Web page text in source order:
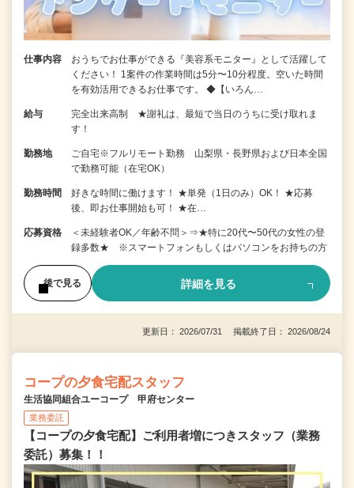
仕事内容
おうちでお仕事ができる『美容系モニター』として活躍して
ください！ 1案件の作業時間は5分〜10分程度。空いた時間
を有効活用できるお仕事です。 ◆【いろん…
給与
完全出来高制 ★謝礼は、最短で当日のうちに受け取れま
す！
勤務地
ご自宅※フルリモート勤務 山梨県・長野県および日本全国
で勤務可能（在宅OK）
勤務時間
好きな時間に働けます！ ★単発（1日のみ）OK！ ★応募
後、即お仕事開始も可！ ★在…
応募資格
＜未経験者OK／年齢不問＞⇒★特に20代〜50代の女性の登
録多数★ ※スマートフォンもしくはパソコンをお持ちの方
後で見る 詳細を見る
更新日： 2026/07/31 掲載終了日： 2026/08/24
コープの夕食宅配スタッフ
生活協同組合ユーコープ 甲府センター
業務委託
【コープの夕食宅配】ご利用者増につきスタッフ（業務
委託）募集！！